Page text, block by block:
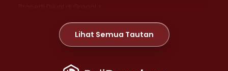
Properti Dijual di Meruya >
Properti Dijual di Jelambar >
Lihat Semua Tautan